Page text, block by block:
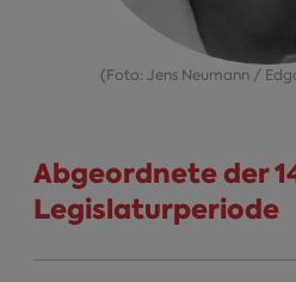
(Foto: Jens Neumann /
Abgeordnete der
Legislaturperiode